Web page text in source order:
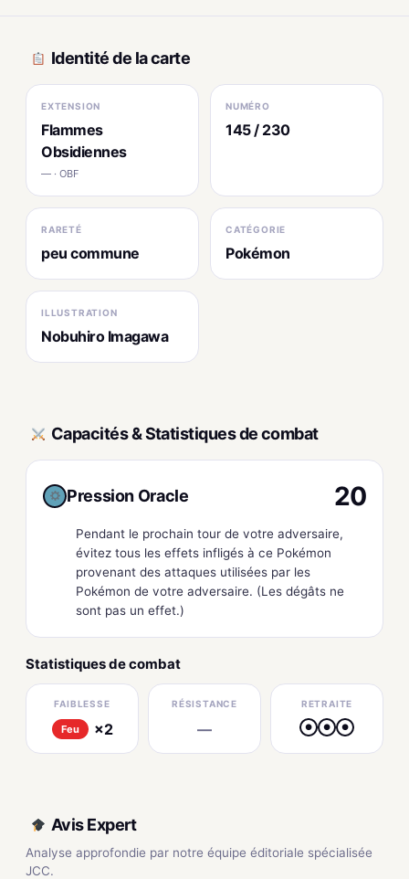
Identité de la carte
EXTENSION
Flammes
Obsidiennes
— · OBF
NUMÉRO
145 / 230
RARETÉ
peu commune
CATÉGORIE
Pokémon
ILLUSTRATION
Nobuhiro Imagawa
Capacités & Statistiques de combat
Pression Oracle 20
Pendant le prochain tour de votre adversaire,
évitez tous les effets infligés à ce Pokémon
provenant des attaques utilisées par les
Pokémon de votre adversaire. (Les dégâts ne
sont pas un effet.)
Statistiques de combat
FAIBLESSE
Feu ×2
RÉSISTANCE
—
RETRAITE
● ● ●
Avis Expert
Analyse approfondie par notre équipe éditoriale spécialisée
JCC.